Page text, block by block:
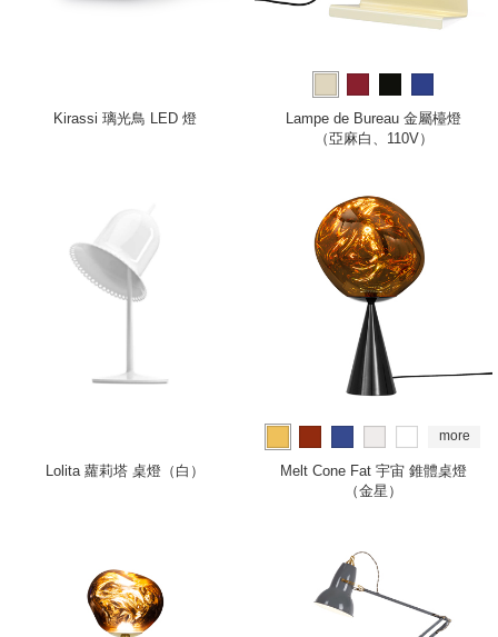
Kirassi 璃光鳥 LED 燈
Lampe de Bureau 金屬檯燈
（亞麻白、110V）
Lolita 蘿莉塔 桌燈（白）
more
Melt Cone Fat 宇宙 錐體桌燈
（金星）